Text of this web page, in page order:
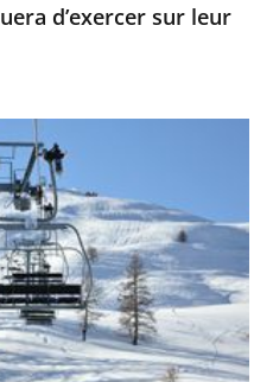
d’exercer sur leur